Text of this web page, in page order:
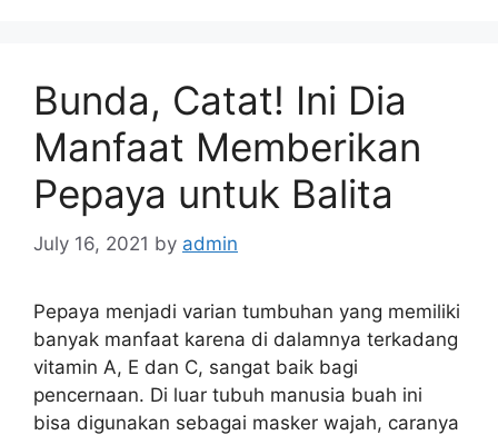
Bunda, Catat! Ini Dia
Manfaat Memberikan
Pepaya untuk Balita
July 16, 2021 by admin
Pepaya menjadi varian tumbuhan yang memiliki
banyak manfaat karena di dalamnya terkadang
vitamin A, E dan C, sangat baik bagi
pencernaan. Di luar tubuh manusia buah ini
bisa digunakan sebagai masker wajah, caranya